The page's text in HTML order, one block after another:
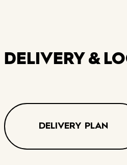
DELIVERY &
DELIVERY PLAN